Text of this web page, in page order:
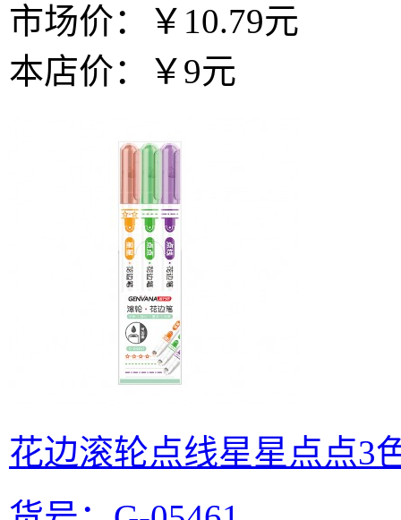
市场价：
￥10.79元
本店价：
￥9元
花边滚轮点线星星点点3